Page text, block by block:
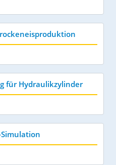
für Hydraulikzylinder